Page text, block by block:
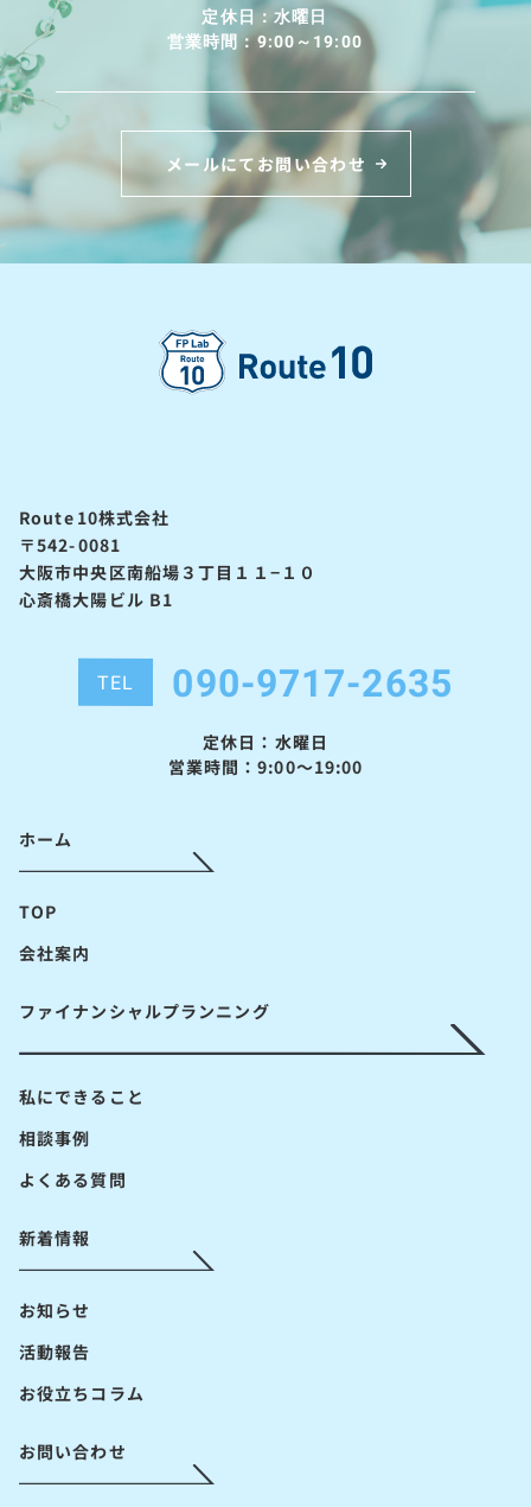
定休日：水曜日
営業時間：9:00～19:00
メールにてお問い合わせ
Route10株式会社
〒542-0081
大阪市中央区南船場３丁目１１−１０
心斎橋大陽ビル B1
TEL 090-9717-2635
定休日：水曜日
営業時間：9:00～19:00
ホーム
TOP
会社案内
ファイナンシャルプランニング
私にできること
相談事例
よくある質問
新着情報
お知らせ
活動報告
お役立ちコラム
お問い合わせ